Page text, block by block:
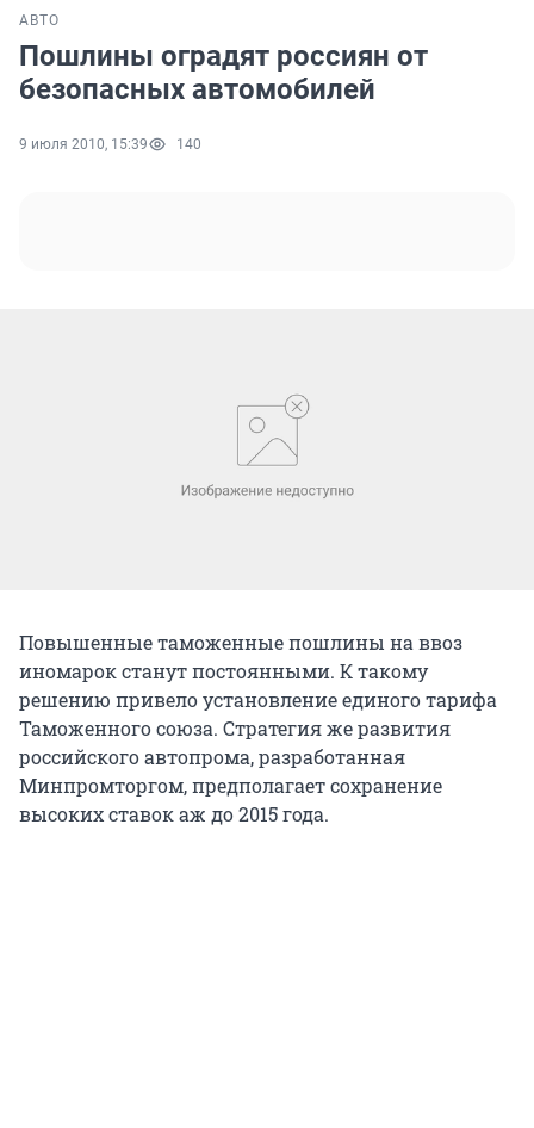
АВТО
Пошлины оградят россиян от
безопасных автомобилей
9 июля 2010, 15:39 140
Повышенные таможенные пошлины на ввоз
иномарок станут постоянными. К такому
решению привело установление единого тарифа
Таможенного союза. Стратегия же развития
российского автопрома, разработанная
Минпромторгом, предполагает сохранение
высоких ставок аж до 2015 года.